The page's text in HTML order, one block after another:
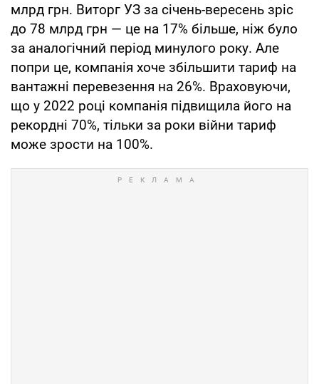
млрд грн. Виторг УЗ за січень-вересень зріс
до 78 млрд грн — це на 17% більше, ніж було
за аналогічний період минулого року. Але
попри це, компанія хоче збільшити тариф на
вантажні перевезення на 26%. Враховуючи,
що у 2022 році компанія підвищила його на
рекордні 70%, тільки за роки війни тариф
може зрости на 100%.